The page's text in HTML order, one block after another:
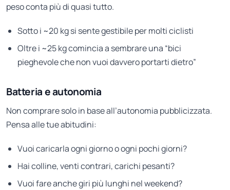
peso conta più di quasi tutto.
Sotto i ~20 kg si sente gestibile per molti ciclisti
Oltre i ~25 kg comincia a sembrare una “bici
pieghevole che non vuoi davvero portarti dietro”
Batteria e autonomia
Non comprare solo in base all’autonomia pubblicizzata.
Pensa alle tue abitudini:
Vuoi caricarla ogni giorno o ogni pochi giorni?
Hai colline, venti contrari, carichi pesanti?
Vuoi fare anche giri più lunghi nel weekend?